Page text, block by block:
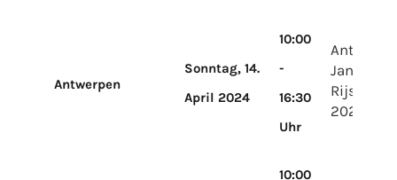
Antwerpen
Sonntag, 14.
April 2024
10:00
-
16:30
Uhr
Jan van
2020
10:00